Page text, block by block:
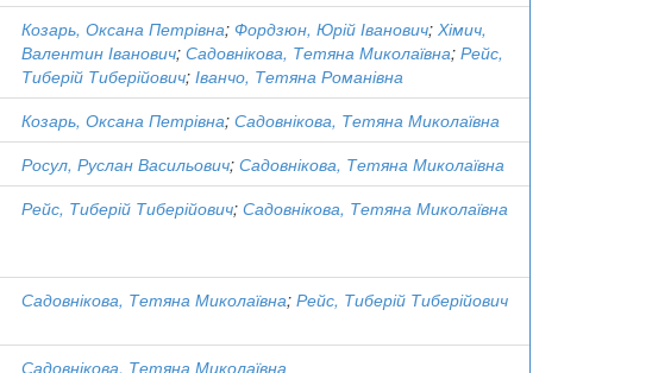
Козарь, Оксана Петрівна; Фордзюн, Юрій Іванович; Хімич,
Валентин Іванович; Садовнікова, Тетяна Миколаївна; Рейс,
Тиберій Тиберійович; Іванчо, Тетяна Романівна
Козарь, Оксана Петрівна; Садовнікова, Тетяна Миколаївна
Росул, Руслан Васильович; Садовнікова, Тетяна Миколаївна
Рейс, Тиберій Тиберійович; Садовнікова, Тетяна Миколаївна
Садовнікова, Тетяна Миколаївна; Рейс, Тиберій Тиберійович
Садовнікова, Тетяна Миколаївна